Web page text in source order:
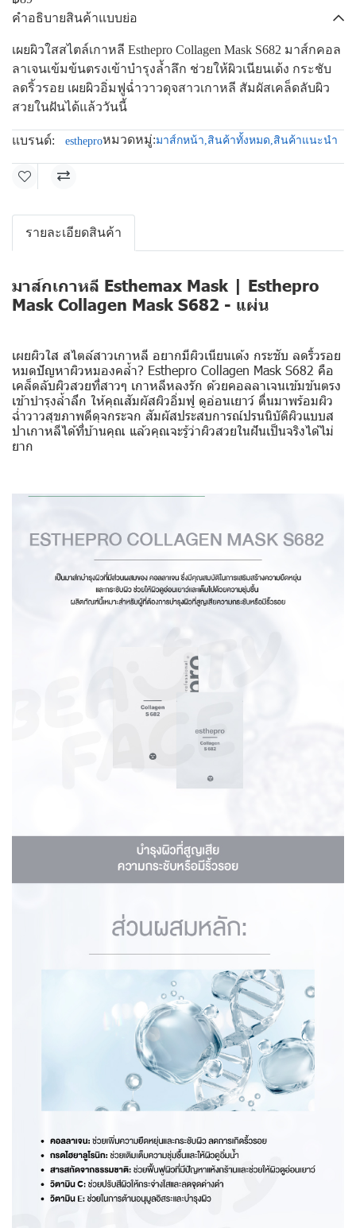
คำอธิบายสินค้าแบบย่อ
เผยผิวใสสไตล์เกาหลี Esthepro Collagen Mask S682 มาส์กคอล
ลาเจนเข้มข้นตรงเข้าบำรุงล้ำลึก ช่วยให้ผิวเนียนเด้ง กระชับ
ลดริ้วรอย เผยผิวอิ่มฟูฉ่ำวาวดุจสาวเกาหลี สัมผัสเคล็ดลับผิว
สวยในฝันได้แล้ววันนี้
แบรนด์: estheproหมวดหมู่:มาส์กหน้า,สินค้าทั้งหมด,สินค้าแนะนำ
รายละเอียดสินค้า
มาส์กเกาหลี Esthemax Mask | Esthepro
Mask Collagen Mask S682 - แผ่น
เผยผิวใส สไตล์สาวเกาหลี อยากมีผิวเนียนเด้ง กระชับ ลดริ้วรอย
หมดปัญหาผิวหมองคล้ำ? Esthepro Collagen Mask S682 คือ
เคล็ดลับผิวสวยที่สาวๆ เกาหลีหลงรัก ด้วยคอลลาเจนเข้มข้นตรง
เข้าบำรุงล้ำลึก ให้คุณสัมผัสผิวอิ่มฟู ดูอ่อนเยาว์ ตื่นมาพร้อมผิว
ฉ่ำวาวสุขภาพดีดุจกระจก สัมผัสประสบการณ์ปรนนิบัติผิวแบบส
ปาเกาหลีได้ที่บ้านคุณ แล้วคุณจะรู้ว่าผิวสวยในฝันเป็นจริงได้ไม่
ยาก